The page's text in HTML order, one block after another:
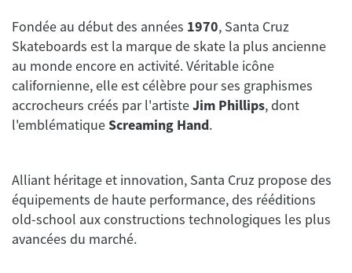
Fondée au début des années 1970, Santa Cruz
Skateboards est la marque de skate la plus ancienne
au monde encore en activité. Véritable icône
californienne, elle est célèbre pour ses graphismes
accrocheurs créés par l'artisteJim Phillips, dont
l'emblématiqueScreaming Hand.
Alliant héritage et innovation, Santa Cruz propose des
équipements de haute performance, des rééditions
old-school aux constructions technologiques les plus
avancées du marché.